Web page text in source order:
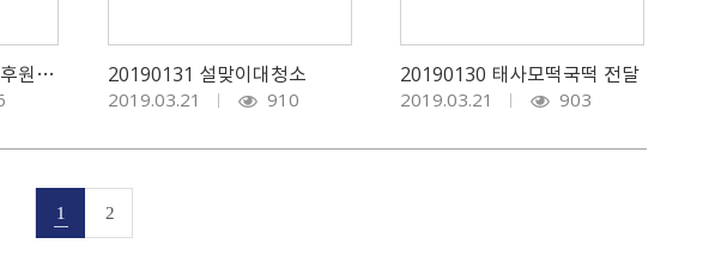
20190212 천사지킴이 후원금 전달 20190131 설맞이대청소
2019.03.21 910
20190130 태사모떡국떡 전달
2019.03.21 903
1 2